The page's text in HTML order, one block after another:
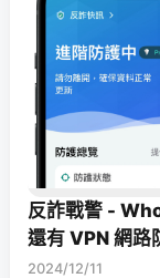
反詐戰警 -
還有 VPN 網路
2024/12/11